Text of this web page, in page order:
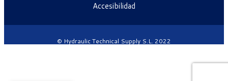
Accesibilidad
© Hydraulic Technical Supply S.L. 2022